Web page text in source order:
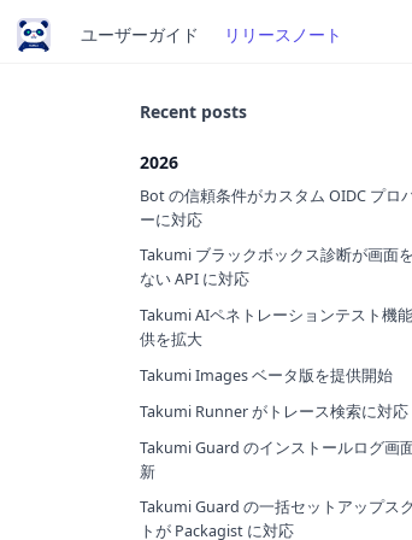
ユーザーガイド リリースノート
Recent posts
2026
Bot の信頼条件がカスタム OIDC プロ
ーに対応
Takumi ブラックボックス診断が画面
ない API に対応
Takumi AIペネトレーションテスト機
供を拡大
Takumi Images ベータ版を提供開始
Takumi Runner がトレース検索に対応
Takumi Guard のインストールログ画
新
Takumi Guard の一括セットアップス
トが Packagist に対応